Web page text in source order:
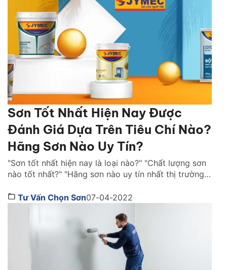
Sơn Tốt Nhất Hiện Nay Được
Đánh Giá Dựa Trên Tiêu Chí Nào?
Hãng Sơn Nào Uy Tín?
"Sơn tốt nhất hiện nay là loại nào?" "Chất lượng sơn
nào tốt nhất?" "Hãng sơn nào uy tín nhất thị trường
quan tâm. Cùng Sơn JYMEC tìm hiểu những lời
Tư Vấn Chọn Sơn07-04-2022